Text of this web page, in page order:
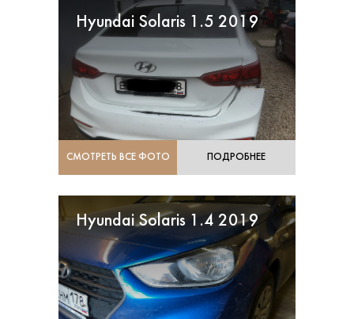
Hyundai Solaris 1.5 2019
СМОТРЕТЬ ВСЕ ФОТО ПОДРОБНЕЕ
Hyundai Solaris 1.4 2019